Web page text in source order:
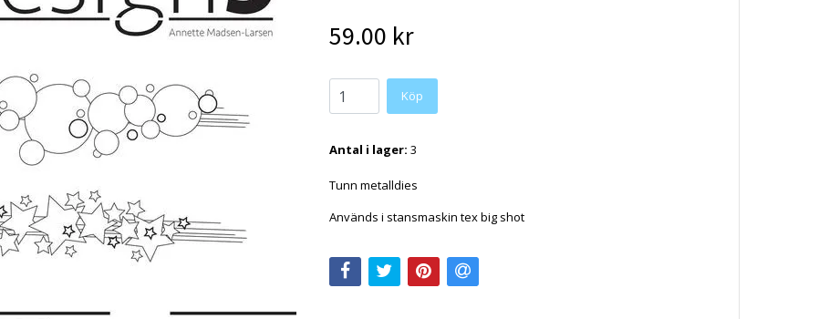
59.00 kr
Antal i lager: 3
Tunn metalldies
Används i stansmaskin tex big shot